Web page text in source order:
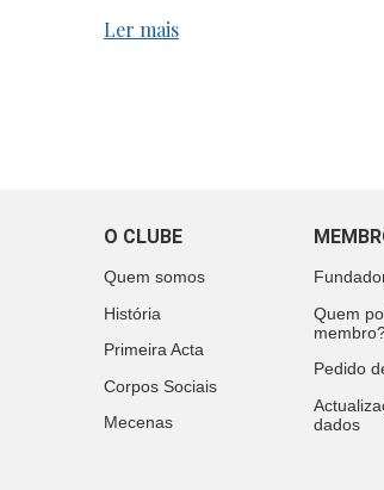
Ler mais
O CLUBE
Quem somos
História
Primeira Acta
Corpos Sociais
Mecenas
Quem
Pedido
dados